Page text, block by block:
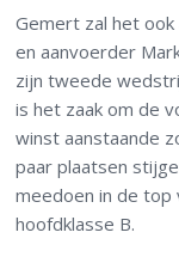
Gemert zal het
en aanvoerder
zijn tweede
is het zaak om de
winst aanstaande
paar plaatsen
meedoen in de top
hoofdklasse B.